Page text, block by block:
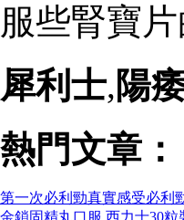
服些腎寶
犀利士, 陽
熱門文章：
第一次必利勁真實感受必利
金鎖固精丸口服 西力士30粒